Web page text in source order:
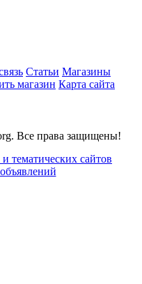
Статьи Магазины
магазин Карта сайта
Все права защищены!